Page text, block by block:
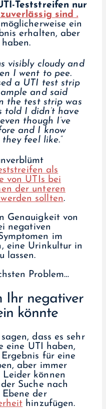
Teststreifen nur
sind .
ein
erhalten, aber
visibly cloudy and
I went to pee.
a UTI test strip
and said
the test strip was
told I didn’t have
though I’ve
and I know
feel like.”
als
von UTIs bei
der unteren
sollten.
Genauigkeit von
negativen
im
eine Urinkultur in
lassen.
Problem…
Ihr negativer
könnte
dass es sehr
eine UTI haben,
für eine
aber immer
Leider können
Suche nach
der
hinzufügen.